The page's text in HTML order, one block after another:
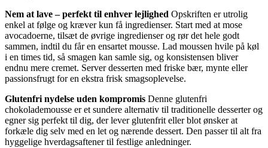
Nem at lave – perfekt til enhver lejlighed Opskriften er utrolig
enkel at følge og kræver kun få ingredienser. Start med at mose
avocadoerne, tilsæt de øvrige ingredienser og rør det hele godt
sammen, indtil du får en ensartet mousse. Lad moussen hvile på køl
i en times tid, så smagen kan samle sig, og konsistensen bliver
endnu mere cremet. Server desserten med friske bær, mynte eller
passionsfrugt for en ekstra frisk smagsoplevelse.
Glutenfri nydelse uden kompromis Denne glutenfri
chokolademousse er et sundere alternativ til traditionelle desserter og
egner sig perfekt til dig, der lever glutenfrit eller blot ønsker at
forkæle dig selv med en let og nærende dessert. Den passer til alt fra
hyggelige hverdagsaftener til festlige anledninger.